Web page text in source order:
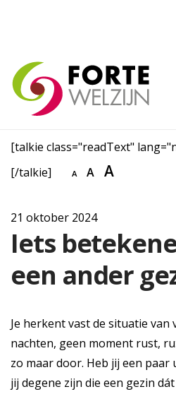
[talkie class="readText"
[/talkie]
A A A
21 oktober 2024
Iets
een ander
Je herkent vast de situatie van
nachten, geen moment rust,
zo maar door. Heb jij een paar
jij degene zijn die een gezin